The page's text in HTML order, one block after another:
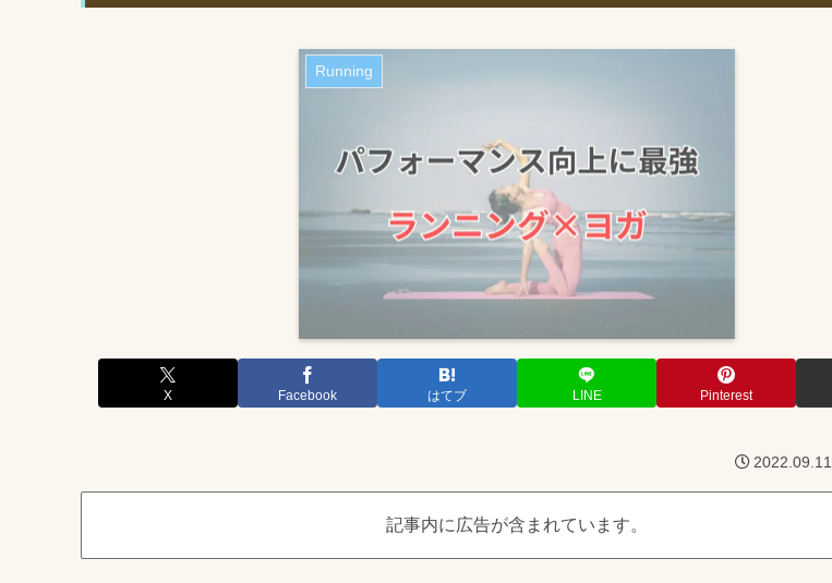
Running
X Facebook はてブ LINE Pinterest
2022.09.11
記事内に広告が含まれています。